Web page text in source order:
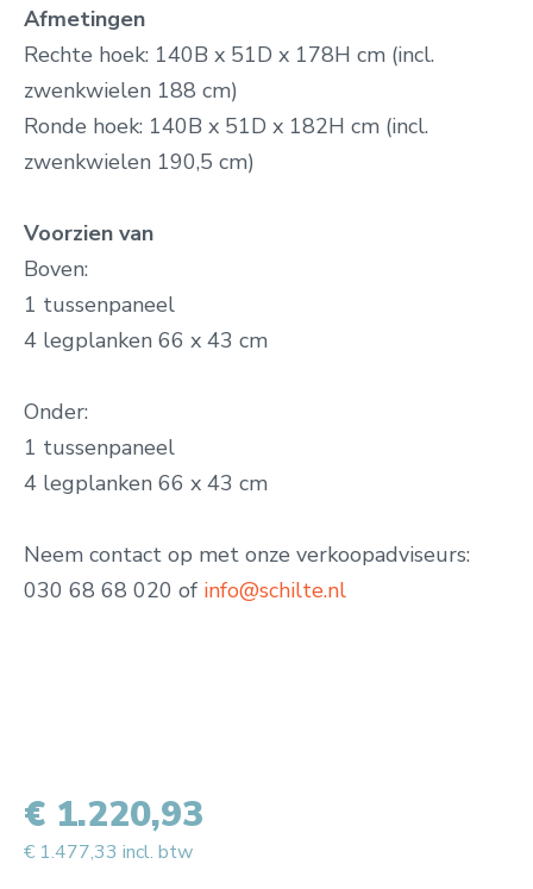
Afmetingen
Rechte hoek: 140B x 51D x 178H cm (incl.
zwenkwielen 188 cm)
Ronde hoek: 140B x 51D x 182H cm (incl.
zwenkwielen 190,5 cm)
Voorzien van
Boven:
1 tussenpaneel
4 legplanken 66 x 43 cm
Onder:
1 tussenpaneel
4 legplanken 66 x 43 cm
Neem contact op met onze verkoopadviseurs:
030 68 68 020 of info@schilte.nl
€ 1.220,93
€ 1.477,33 incl. btw